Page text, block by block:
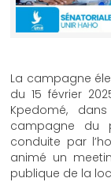
La campagne
du 15 février
Kpedomé,
campagne du
conduite par
animé un
publique de la